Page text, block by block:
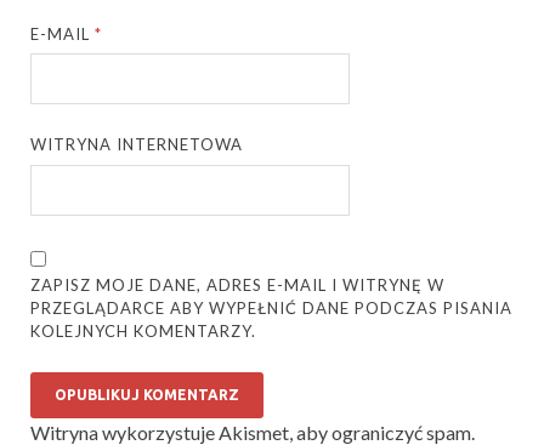
E-MAIL*
WITRYNA INTERNETOWA
ZAPISZ MOJE DANE, ADRES E-MAIL I WITRYNĘ W
PRZEGLĄDARCE ABY WYPEŁNIĆ DANE PODCZAS PISANIA
KOLEJNYCH KOMENTARZY.
Witryna wykorzystuje Akismet, aby ograniczyć spam.